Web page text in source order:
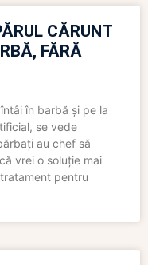
CĂRUNT
FĂRĂ
în barbă și pe la
se vede
au chef să
vrei o soluție mai
pentru